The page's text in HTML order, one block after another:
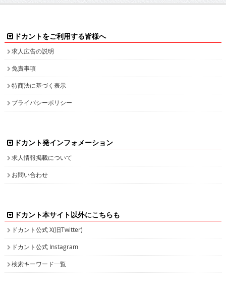
ドカントをご利用する皆様へ
求人広告の説明
免責事項
特商法に基づく表示
プライバシーポリシー
ドカント発インフォメーション
求人情報掲載について
お問い合わせ
ドカント本サイト以外にこちらも
ドカント公式 X(旧Twitter)
ドカント公式 Instagram
検索キーワード一覧